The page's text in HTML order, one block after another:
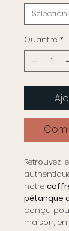
Quantité *
Retrouvez
notre
pétanque
conçu
maison,